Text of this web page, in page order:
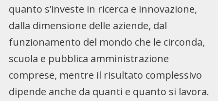
quanto s’investe in ricerca e innovazione,
dalla dimensione delle aziende, dal
funzionamento del mondo che le circonda,
scuola e pubblica amministrazione
comprese, mentre il risultato complessivo
dipende anche da quanti e quanto si lavora.